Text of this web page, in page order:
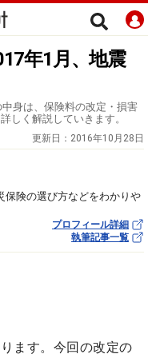
年1月、地震
身は、保険料の改定・損害
しく解説していきます。
更新日： 2016年10月28日
保険の選び方などをわかりや
プロフィール詳細
執筆記事一覧
ます。今回の改定の